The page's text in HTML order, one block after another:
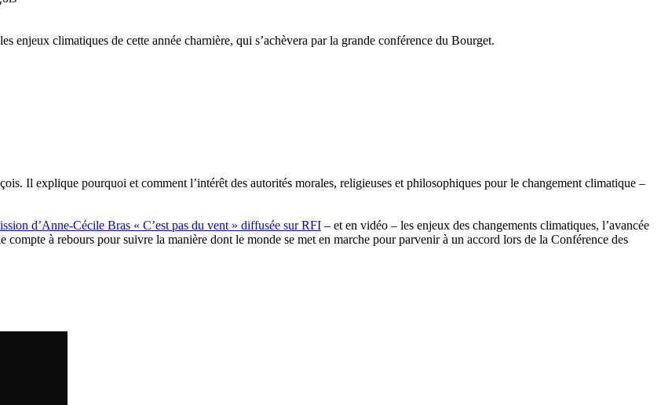
enjeux climatiques de cette année charnière, qui s’achèvera par la grande conférence du Bourget.
Il explique pourquoi et comment l’intérêt des autorités morales, religieuses et philosophiques pour le changement climatique –
d’Anne-Cécile Bras « C’est pas du vent » diffusée sur RFI – et en vidéo – les enjeux des changements climatiques, l’avancée
à rebours pour suivre la manière dont le monde se met en marche pour parvenir à un accord lors de la Conférence des